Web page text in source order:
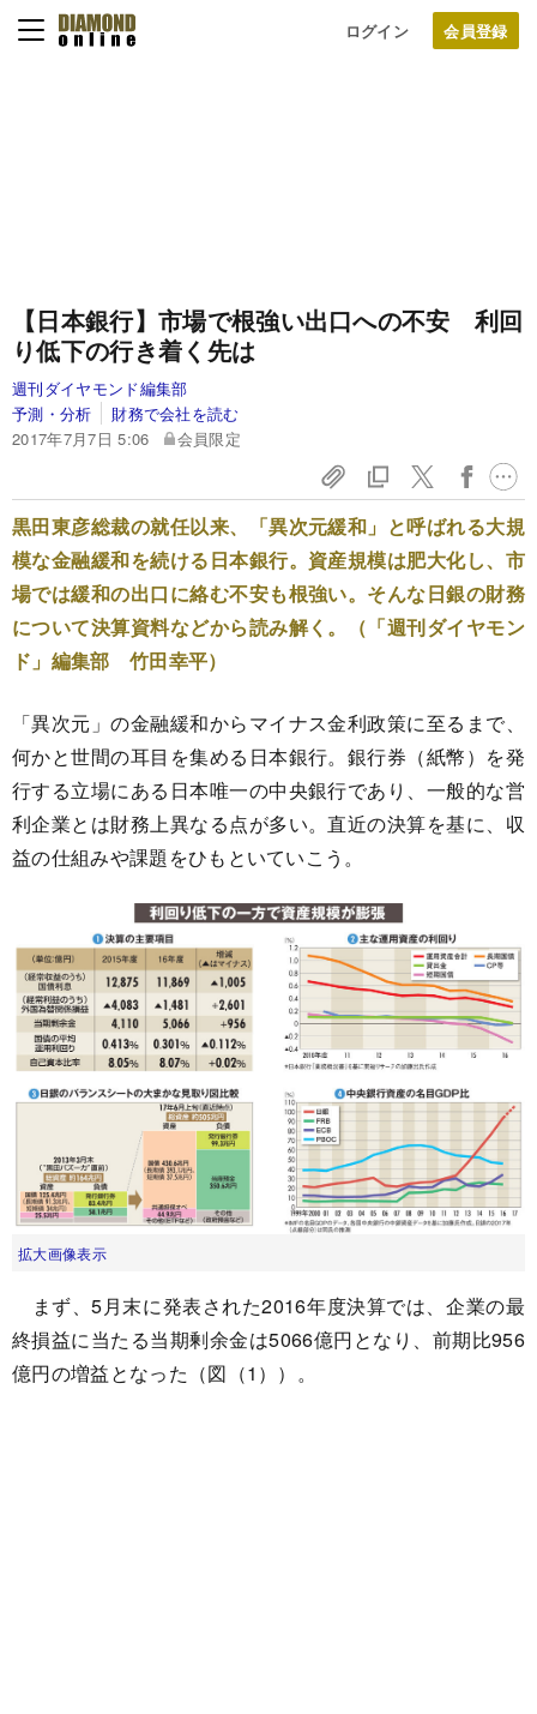
ログイン
【日本銀行】市場で根強い出口への不安 利回
り低下の行き着く先は
週刊ダイヤモンド編集部
予測・分析
財務で会社を読む
2017年7月7日 5:06
会員限定
黒田東彦総裁の就任以来、「異次元緩和」と呼ばれる大規
模な金融緩和を続ける日本銀行。資産規模は肥大化し、市
場では緩和の出口に絡む不安も根強い。そんな日銀の財務
について決算資料などから読み解く。（「週刊ダイヤモン
ド」編集部 竹田幸平）
「異次元」の金融緩和からマイナス金利政策に至るまで、
何かと世間の耳目を集める日本銀行。銀行券（紙幣）を発
行する立場にある日本唯一の中央銀行であり、一般的な営
利企業とは財務上異なる点が多い。直近の決算を基に、収
益の仕組みや課題をひもといていこう。
拡大画像表示
まず、5月末に発表された2016年度決算では、企業の最
終損益に当たる当期剰余金は5066億円となり、前期比956
億円の増益となった（図（1））。